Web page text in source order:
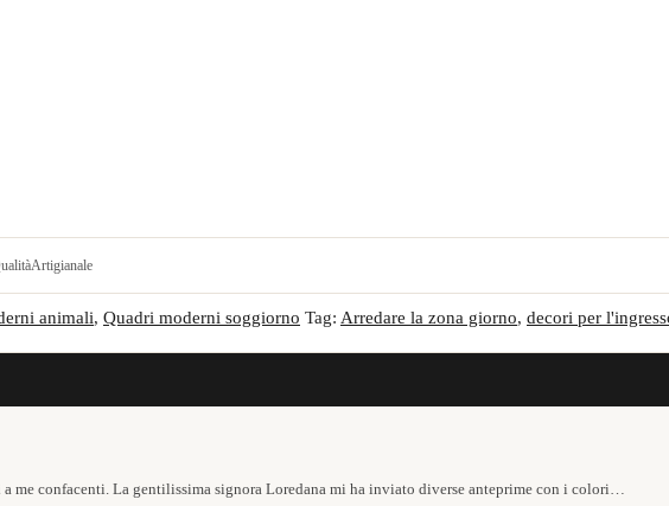
Artigianale
animali, Quadri moderni soggiorno Tag: Arredare la zona giorno, decori per
me confacenti. La gentilissima signora Loredana mi ha inviato diverse anteprime con i colori…